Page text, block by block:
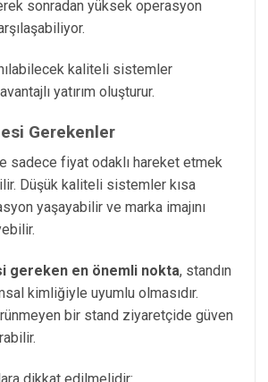
sonradan yüksek operasyon
kaliteli sistemler
yatırım oluşturur.
Gerekenler
sadece fiyat odaklı hareket etmek
Düşük kaliteli sistemler kısa
yaşayabilir ve marka imajını
gereken en önemli nokta, standın
kimliğiyle uyumlu olmasıdır.
bir stand ziyaretçide güven